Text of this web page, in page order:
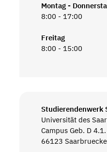
Montag -
8:00 - 17:00
Freitag
8:00 - 15:00
Studierendenwerk
Universität des
Campus Geb. D 4.1.
66123